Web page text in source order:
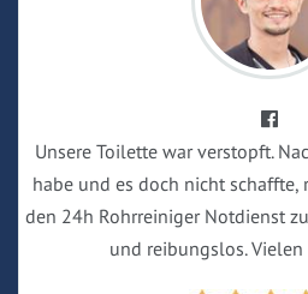
Unsere Toilette war verstopft.
habe und es doch nicht
den 24h Rohrreiniger Notdienst
und reibungslos.